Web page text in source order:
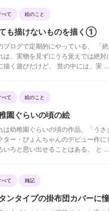
べて 絵のこと
も描けないものを描く①
ブログで定期的にやっている、 「
は、実物を見ずにうろ覚えでは絶
描く遊びだけど、 世の中には、実 ...
べて 絵のこと
園ぐらいの頃の絵
は幼稚園ぐらいの頃の作品、「う
ター・ぴょんちゃんのデビュー作
いろと思い出せることはある。 と ...
べて 雑記
ンタイプの掛布団カバーに